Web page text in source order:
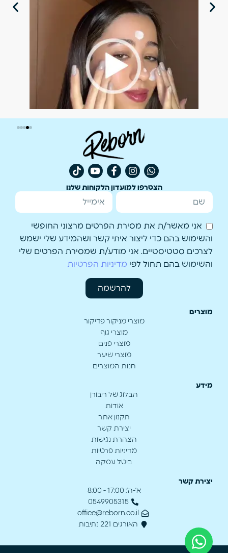
הצטרפו למועדון הלקוחות שלנו
אני מאשר/ת את מסירת הפרטים מרצוני החופשי
והשימוש בהם כדי ליצור איתי קשר ושהמידע שלי ישמש
לצרכים סטטיסטיים. אני מודע/ת שמסירת הפרטים שלי
והשימוש בהם תחול לפי מדיניות הפרטיות
להרשמה
מוצרים
מוצרי מניקור פדיקור
מוצרי גוף
מוצרי פנים
מוצרי שיער
חנות המוצרים
מידע
הבלוג של ריבורן
אודות
תקנון אתר
יצירת קשר
הצהרת נגישות
מדיניות פרטיות
ביטל עסקה
יצירת קשר
א’-ה’: 17:00 - 8:00
0549905315
office@reborn.co.il
האורגים 221 נתיבות